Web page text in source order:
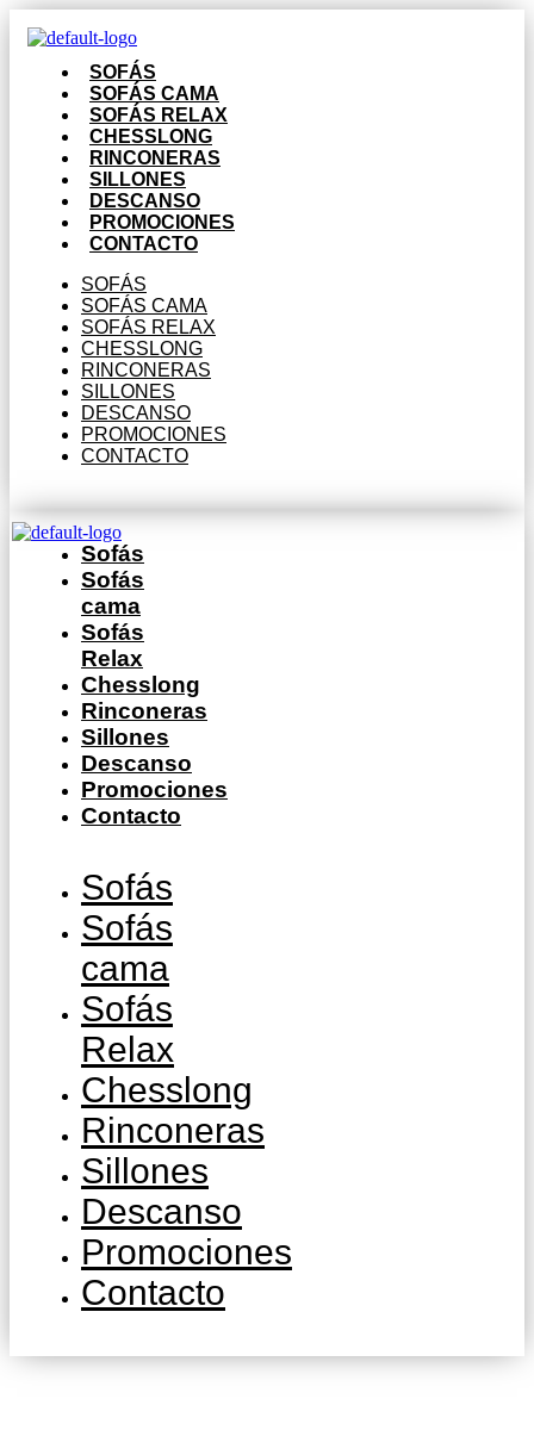
SOFÁS
SOFÁS CAMA
SOFÁS RELAX
CHESSLONG
RINCONERAS
SILLONES
DESCANSO
PROMOCIONES
CONTACTO
SOFÁS
SOFÁS CAMA
SOFÁS RELAX
CHESSLONG
RINCONERAS
SILLONES
DESCANSO
PROMOCIONES
CONTACTO
Sofás
Sofás
cama
Sofás
Relax
Chesslong
Rinconeras
Sillones
Descanso
Promociones
Contacto
Sofás
Sofás
cama
Sofás
Relax
Chesslong
Rinconeras
Sillones
Descanso
Promociones
Contacto